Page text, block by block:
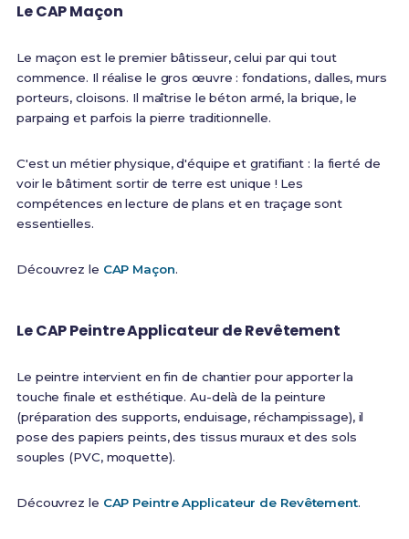
Le CAP Maçon
Le maçon est le premier bâtisseur, celui par qui tout
commence. Il réalise le gros œuvre : fondations, dalles, murs
porteurs, cloisons. Il maîtrise le béton armé, la brique, le
parpaing et parfois la pierre traditionnelle.
C'est un métier physique, d'équipe et gratifiant : la fierté de
voir le bâtiment sortir de terre est unique ! Les
compétences en lecture de plans et en traçage sont
essentielles.
Découvrez le CAP Maçon.
Le CAP Peintre Applicateur de Revêtement
Le peintre intervient en fin de chantier pour apporter la
touche finale et esthétique. Au-delà de la peinture
(préparation des supports, enduisage, réchampissage), il
pose des papiers peints, des tissus muraux et des sols
souples (PVC, moquette).
Découvrez le CAP Peintre Applicateur de Revêtement.